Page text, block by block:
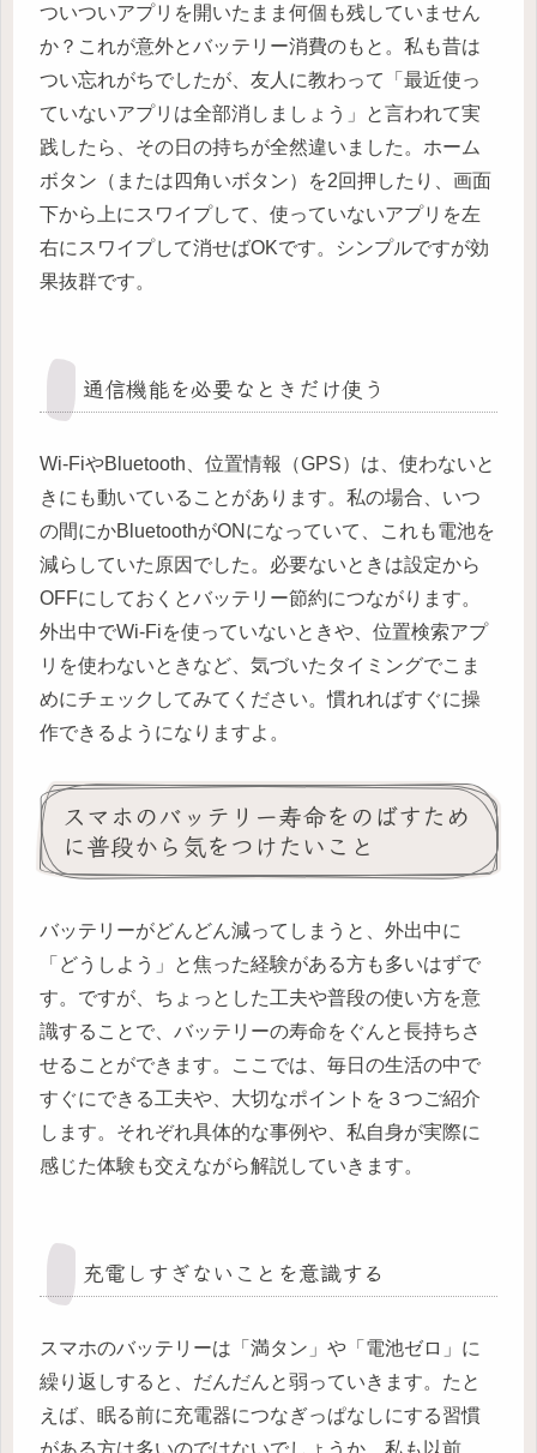
ついついアプリを開いたまま何個も残していません
か？これが意外とバッテリー消費のもと。私も昔は
つい忘れがちでしたが、友人に教わって「最近使っ
ていないアプリは全部消しましょう」と言われて実
践したら、その日の持ちが全然違いました。ホーム
ボタン（または四角いボタン）を2回押したり、画面
下から上にスワイプして、使っていないアプリを左
右にスワイプして消せばOKです。シンプルですが効
果抜群です。
通信機能を必要なときだけ使う
Wi-FiやBluetooth、位置情報（GPS）は、使わないと
きにも動いていることがあります。私の場合、いつ
の間にかBluetoothがONになっていて、これも電池を
減らしていた原因でした。必要ないときは設定から
OFFにしておくとバッテリー節約につながります。
外出中でWi-Fiを使っていないときや、位置検索アプ
リを使わないときなど、気づいたタイミングでこま
めにチェックしてみてください。慣れればすぐに操
作できるようになりますよ。
スマホのバッテリー寿命をのばすため
に普段から気をつけたいこと
バッテリーがどんどん減ってしまうと、外出中に
「どうしよう」と焦った経験がある方も多いはずで
す。ですが、ちょっとした工夫や普段の使い方を意
識することで、バッテリーの寿命をぐんと長持ちさ
せることができます。ここでは、毎日の生活の中で
すぐにできる工夫や、大切なポイントを３つご紹介
します。それぞれ具体的な事例や、私自身が実際に
感じた体験も交えながら解説していきます。
充電しすぎないことを意識する
スマホのバッテリーは「満タン」や「電池ゼロ」に
繰り返しすると、だんだんと弱っていきます。たと
えば、眠る前に充電器につなぎっぱなしにする習慣